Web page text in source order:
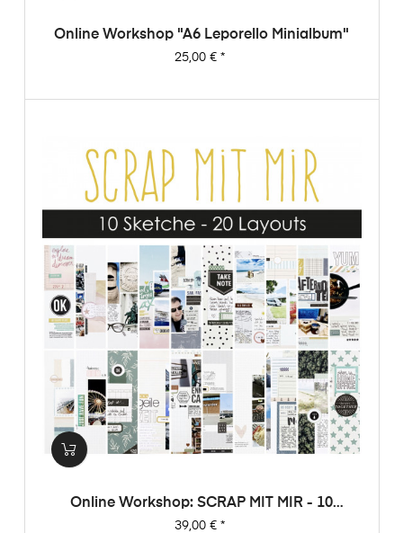
Online Workshop "A6 Leporello Minialbum"
Preis
25,00 €*
Online Workshop: SCRAP MIT MIR - 10
Sketche, 20 Layouts, Unendlich Viel
Preis
39,00 €*